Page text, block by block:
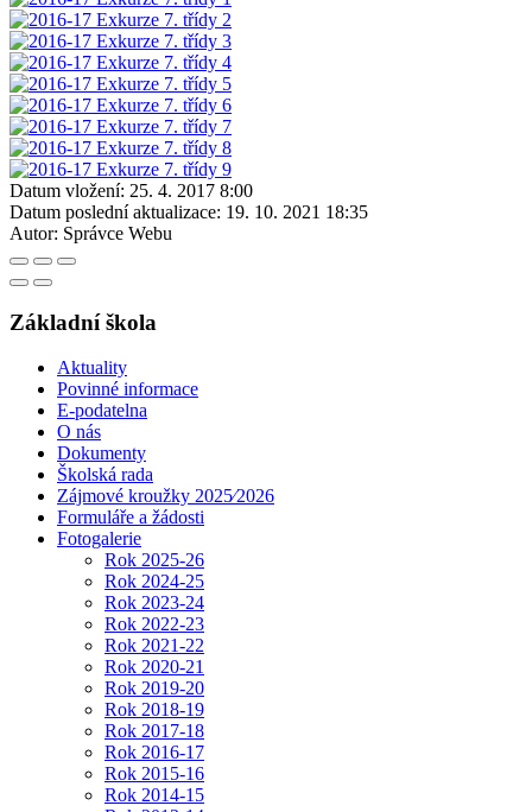
Datum vložení: 25. 4. 2017 8:00
Datum poslední aktualizace: 19. 10. 2021 18:35
Autor: Správce Webu
Základní škola
Aktuality
Povinné informace
E-podatelna
O nás
Dokumenty
Školská rada
Zájmové kroužky 2025⁄2026
Formuláře a žádosti
Fotogalerie
Rok 2025-26
Rok 2024-25
Rok 2023-24
Rok 2022-23
Rok 2021-22
Rok 2020-21
Rok 2019-20
Rok 2018-19
Rok 2017-18
Rok 2016-17
Rok 2015-16
Rok 2014-15